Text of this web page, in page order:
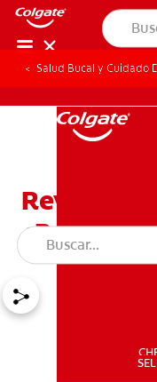
Salud Bucal y Cuidado
Reventar
¿Buena o